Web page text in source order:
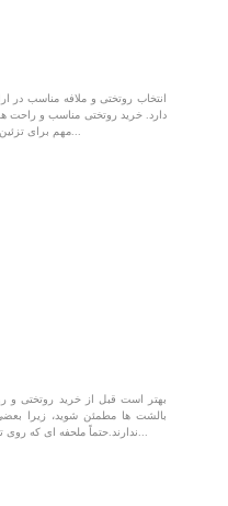
انتخاب روتختی و ملافه مناسب در
دارد. خرید روتختی مناسب و راحت
مهم برای تزئین اتاق خواب می باشد.خرید روتختی برای اتاق...
بهتر است قبل از خرید روتختی و
بالشت ها مطمئن شوید، زیرا